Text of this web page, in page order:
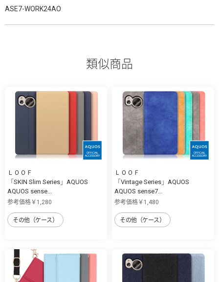
ASE7-WORK24AO
類似商品
ＬＯＯＦ
「SKIN Slim Series」AQUOS
AQUOS sense...
参考価格￥1,280
その他（ケース）
ＬＯＯＦ
「Vintage Series」AQUOS
AQUOS sense7...
参考価格￥1,480
その他（ケース）